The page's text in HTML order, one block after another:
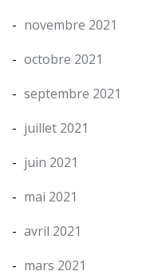
novembre 2021
octobre 2021
septembre 2021
juillet 2021
juin 2021
mai 2021
avril 2021
mars 2021